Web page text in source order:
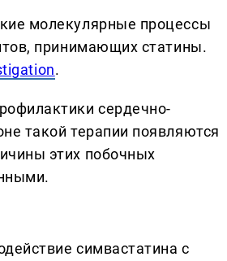
молекулярные процессы
принимающих статины.
.
сердечно-
такой терапии появляются
этих побочных
симвастатина с